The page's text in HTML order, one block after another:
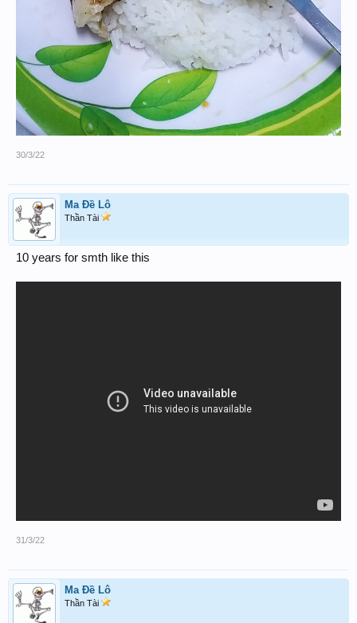
30/3/22
Ma Đề Lô
Thần Tài
10 years for smth like this
31/3/22
Ma Đề Lô
Thần Tài